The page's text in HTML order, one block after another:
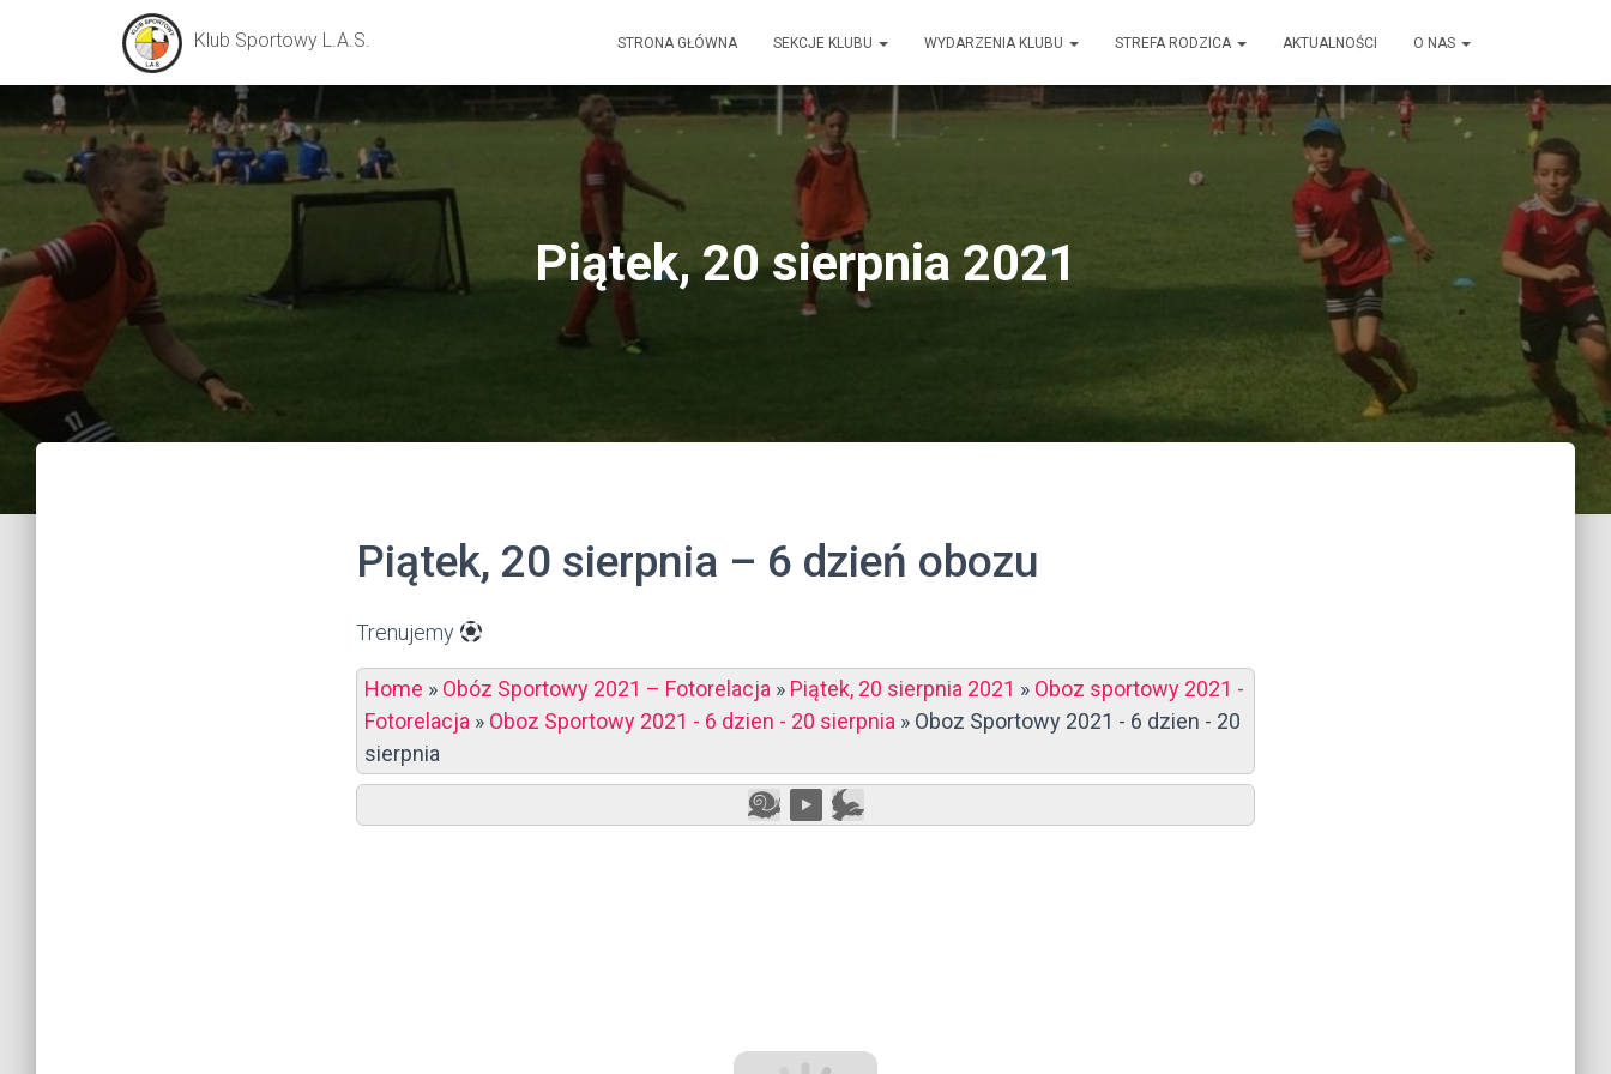
Klub Sportowy L.A.S. STRONA GŁÓWNA SEKCJE KLUBU WYDARZENIA KLUBU STREFA RODZICA AKTUALNOŚCI O NAS
Piątek, 20 sierpnia 2021
Piątek, 20 sierpnia – 6 dzień obozu
Trenujemy
Home » Obóz Sportowy 2021 – Fotorelacja » Piątek, 20 sierpnia 2021 » Oboz sportowy 2021 -
Fotorelacja » Oboz Sportowy 2021 - 6 dzien - 20 sierpnia » Oboz Sportowy 2021 - 6 dzien - 20
sierpnia